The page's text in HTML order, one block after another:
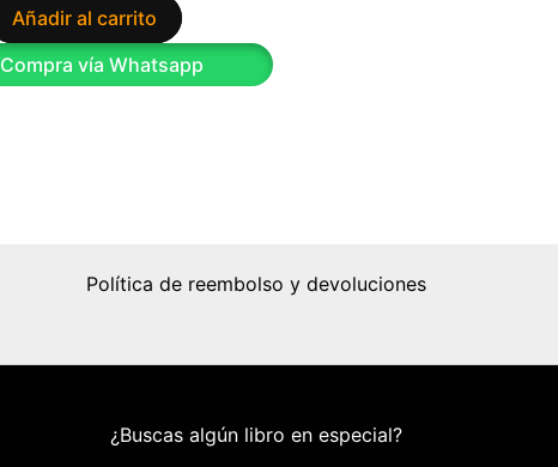
Añadir al carrito
Compra vía Whatsapp
Política de reembolso y devoluciones
¿Buscas algún libro en especial?